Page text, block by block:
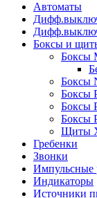
Автоматы
Боксы и
Боксы
Боксы
Боксы
Боксы
Боксы
Щиты
Гребенки
Звонки
Импульсные
Индикаторы
Источники